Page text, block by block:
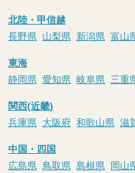
北陸・甲信越
長野県 山梨県 新潟県 富山
東海
静岡県 愛知県 岐阜県 三重
関西(近畿)
兵庫県 大阪府 和歌山県 滋
中国・四国
広島県 鳥取県 島根県 岡山